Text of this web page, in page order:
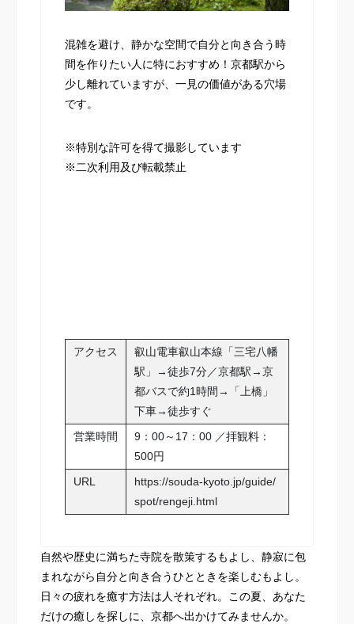
混雑を避け、静かな空間で自分と向き合う時
間を作りたい人に特におすすめ！京都駅から
少し離れていますが、一見の価値がある穴場
です。
※特別な許可を得て撮影しています
※二次利用及び転載禁止
アクセス
叡山電車叡山本線「三宅八幡
駅」→徒歩7分／京都駅→京
都バスで約1時間→「上橋」
下車→徒歩すぐ
営業時間
9：00～17：00 ／拝観料：
500円
URL
https://souda-kyoto.jp/guide/
spot/rengeji.html
自然や歴史に満ちた寺院を散策するもよし、静寂に包
まれながら自分と向き合うひとときを楽しむもよし。
日々の疲れを癒す方法は人それぞれ。この夏、あなた
だけの癒しを探しに、京都へ出かけてみませんか。